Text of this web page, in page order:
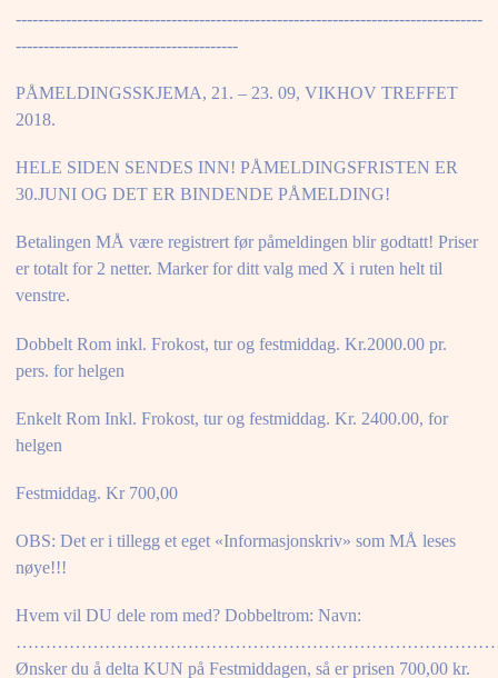
------------------------------------------------------------------------------------
----------------------------------------
PÅMELDINGSSKJEMA, 21. – 23. 09, VIKHOV TREFFET
2018.
HELE SIDEN SENDES INN! PÅMELDINGSFRISTEN ER
30.JUNI OG DET ER BINDENDE PÅMELDING!
Betalingen MÅ være registrert før påmeldingen blir godtatt! Priser
er totalt for 2 netter. Marker for ditt valg med X i ruten helt til
venstre.
Dobbelt Rom inkl. Frokost, tur og festmiddag. Kr.2000.00 pr.
pers. for helgen
Enkelt Rom Inkl. Frokost, tur og festmiddag. Kr. 2400.00, for
helgen
Festmiddag. Kr 700,00
OBS: Det er i tillegg et eget «Informasjonskriv» som MÅ leses
nøye!!!
Hvem vil DU dele rom med? Dobbeltrom: Navn:
Ønsker du å delta KUN på Festmiddagen, så er prisen 700,00 kr.